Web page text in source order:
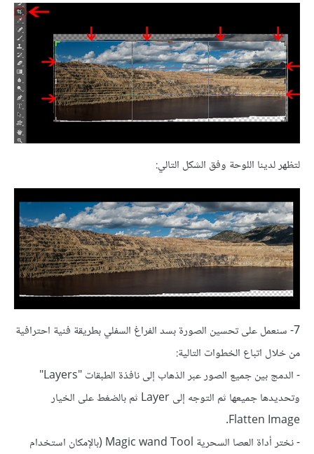
لتظهر لدينا اللوحة وفق الشكل التالي:
7- سنعمل على تحسين الصورة بسد الفراغ السفلي بطريقة فنية احترافية
من خلال اتباع الخطوات التالية:
- الدمج بين جميع الصور عبر الذهاب إلى نافذة الطبقات "Layers"
وتحديدها جميعها ثم التوجه إلى Layer ثم بالضغط على الخيار
Flatten Image.
- نختر أداة العصا السحرية Magic wand Tool (بالإمكان استخدام